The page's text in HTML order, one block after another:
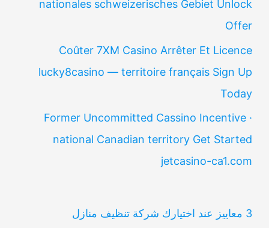
nationales schweizerisches Gebiet Unlock
Offer
Coûter 7XM Casino Arrêter Et Licence
lucky8casino — territoire français Sign Up
Today
Former Uncommitted Cassino Incentive ·
national Canadian territory Get Started
jetcasino-ca1.com
3 معاييز عند اختيارك شركة تنظيف منازل